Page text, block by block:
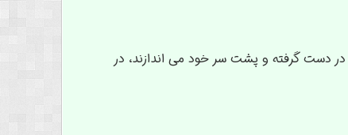
دست گرفته و پشت سر خود می اندازند، در